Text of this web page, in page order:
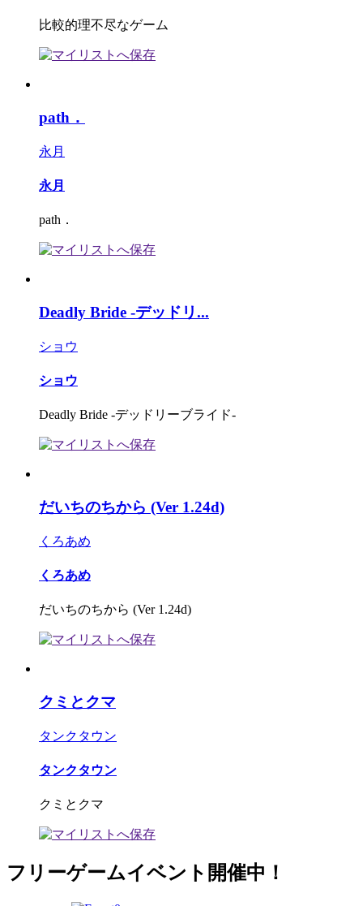
比較的理不尽なゲーム
path．
永月
永月
path．
Deadly Bride -デッドリ...
ショウ
ショウ
Deadly Bride -デッドリーブライド-
だいちのちから (Ver 1.24d)
くろあめ
くろあめ
だいちのちから (Ver 1.24d)
クミとクマ
タンクタウン
タンクタウン
クミとクマ
フリーゲームイベント開催中！